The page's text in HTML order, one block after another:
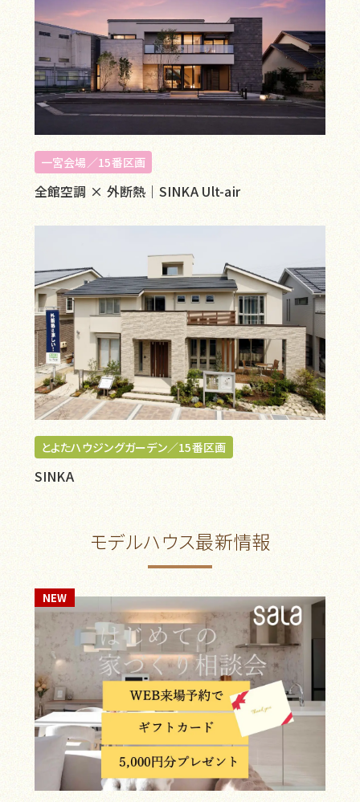
一宮会場／15番区画
全館空調 × 外断熱｜SINKA Ult-air
とよたハウジングガーデン／15番区画
SINKA
モデルハウス最新情報
NEW